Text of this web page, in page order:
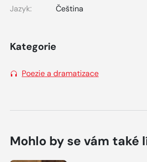
Jazyk:
Čeština
Kategorie
Poezie a dramatizace
Mohlo by se vám také